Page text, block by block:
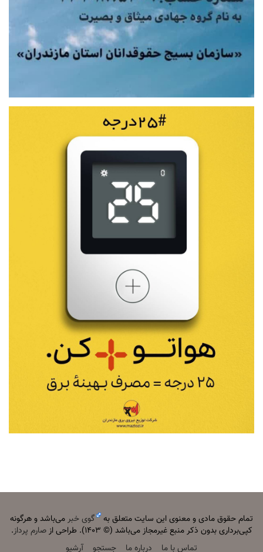
تمام حقوق مادی و معنوی این سایت متعلق به گوی خبرمی‌باشد و هرگونه
کپی‌برداری بدون ذکر منبع غیرمجاز می‌باشد (© ۱۴۰۳). طراحی از
صارم پرداز.
تماس با ما
درباره ما جستجو آرشیو